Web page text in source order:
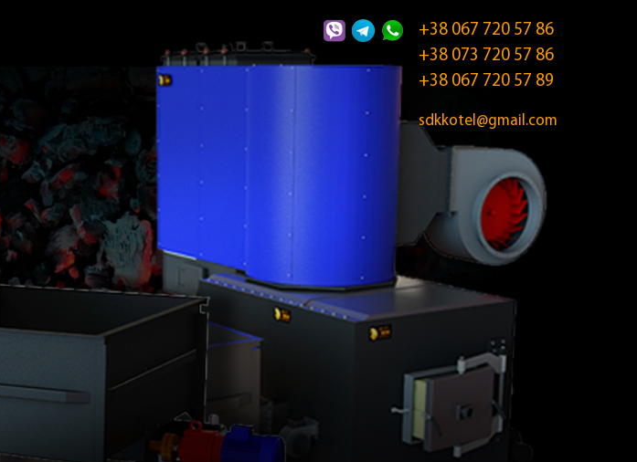
+38 067 720 57 86
+38 073 720 57 86
+38 067 720 57 89
sdkkotel@gmail.com